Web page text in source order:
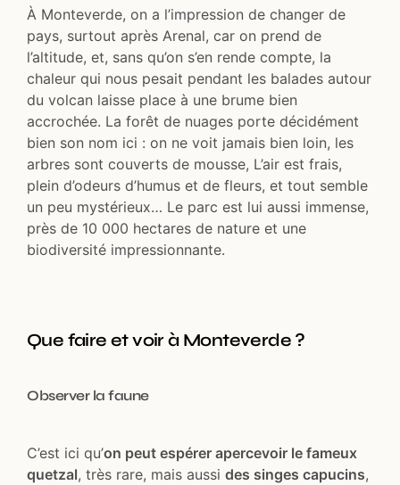
À Monteverde, on a l’impression de changer de
pays, surtout après Arenal, car on prend de
l’altitude, et, sans qu’on s’en rende compte, la
chaleur qui nous pesait pendant les balades autour
du volcan laisse place à une brume bien
accrochée. La forêt de nuages porte décidément
bien son nom ici : on ne voit jamais bien loin, les
arbres sont couverts de mousse, L’air est frais,
plein d’odeurs d’humus et de fleurs, et tout semble
un peu mystérieux… Le parc est lui aussi immense,
près de 10 000 hectares de nature et une
biodiversité impressionnante.
Que faire et voir à Monteverde ?
Observer la faune
C’est ici qu’on peut espérer apercevoir le fameux
quetzal, très rare, mais aussi des singes capucins,